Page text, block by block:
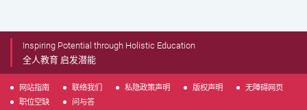
Inspiring Potential through Holistic Education
全人教育 启发潜能
网站指南 联络我们 私隐政策声明 版权声明
无障碍网页
职位空缺
问与答